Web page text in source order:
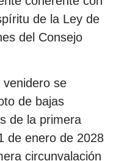
de la Ley de
del Consejo
se
de bajas
de la primera
de enero de 2028
circunvalación